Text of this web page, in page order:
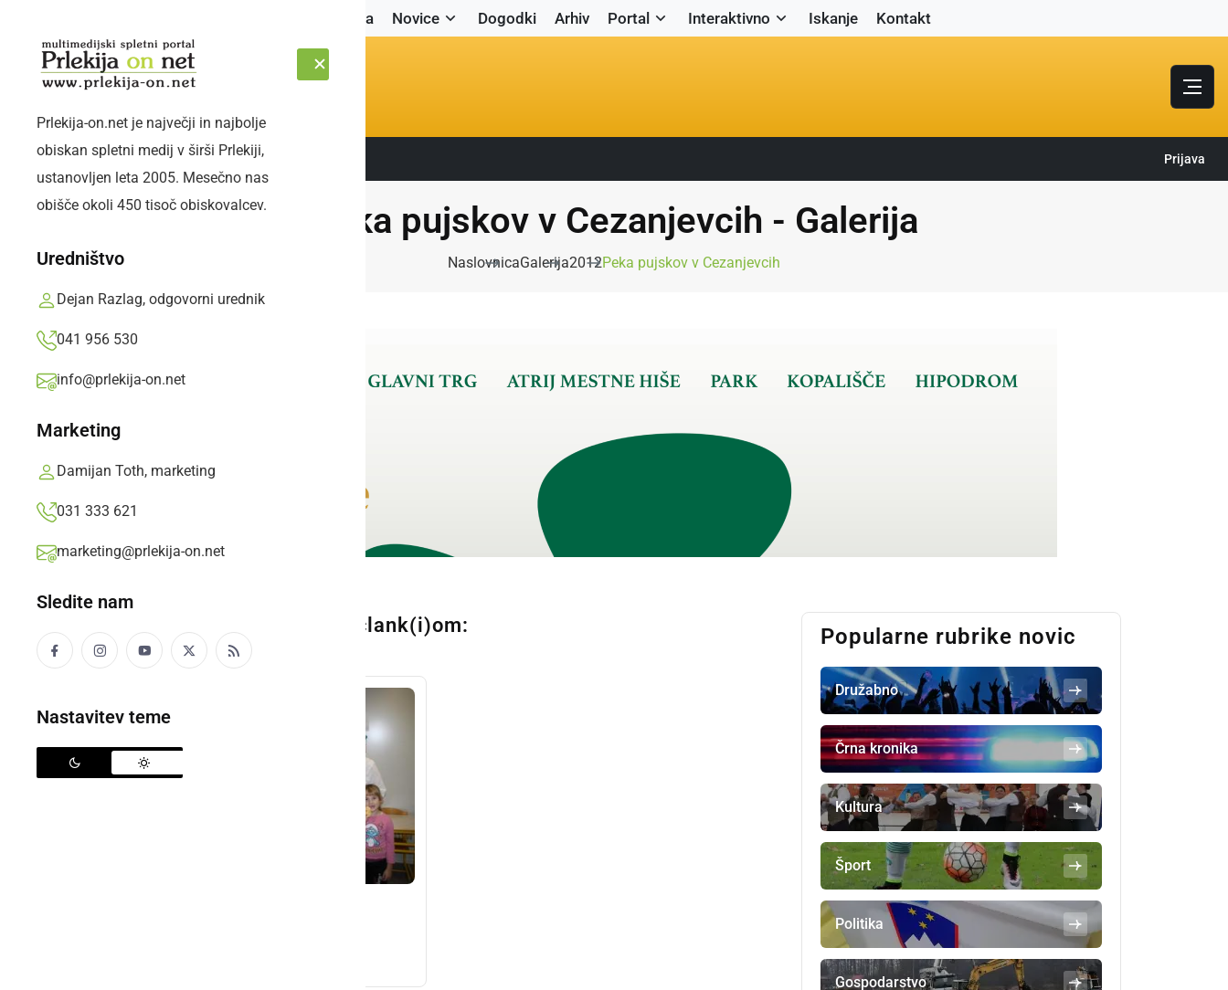
Naslovnica Novice Dogodki Arhiv Portal Interaktivno Iskanje Kontakt
ČETRTEK, 6. AVGUST 2026 Sledite nam: Prijava
Prlekija-on.net je največji in najbolje
obiskan spletni medij v širši Prlekiji,
ustanovljen leta 2005. Mesečno nas
obišče okoli 450 tisoč obiskovalcev.
Uredništvo
Dejan Razlag, odgovorni urednik
041 956 530
info@prlekija-on.net
Marketing
Damijan Toth, marketing
031 333 621
marketing@prlekija-on.net
Sledite nam
Nastavitev teme
Peka pujskov v Cezanjevcih - Galerija
NaslovnicaGalerija2012Peka pujskov v Cezanjevcih
Ta galerija je povezana s člank(i)om: Popularne rubrike novic
Družabno
Črna kronika
Kultura
Šport
Politika
Gospodarstvo